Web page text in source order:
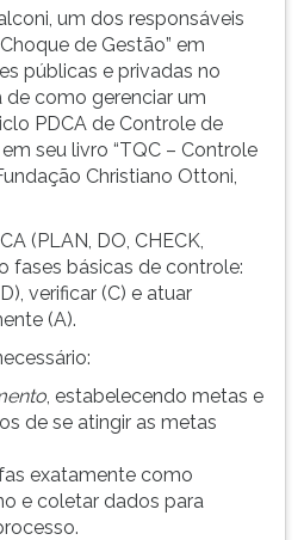
um dos responsáveis
de Gestão” em
públicas e privadas no
de como gerenciar um
PDCA de Controle de
seu livro “TQC – Controle
Christiano Ottoni,
(PLAN, DO, CHECK,
fases básicas de controle:
verificar (C) e atuar
(A).
, estabelecendo metas e
de se atingir as metas
exatamente como
e coletar dados para